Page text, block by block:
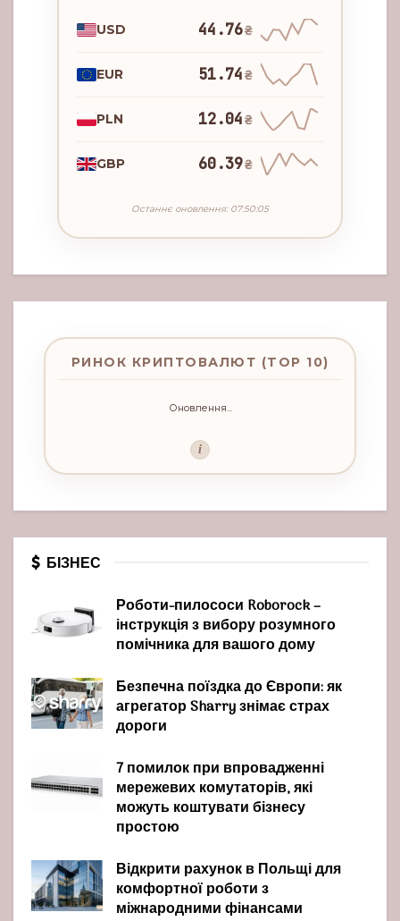
USD 44.76₴
EUR 51.74₴
PLN 12.04₴
GBP 60.39₴
Останнє оновлення: 07:50:05
РИНОК КРИПТОВАЛЮТ (TOP 10)
Оновлення...
i
БІЗНЕС
Роботи-пилососи Roborock –
інструкція з вибору розумного
помічника для вашого дому
Безпечна поїздка до Європи: як
агрегатор Sharry знімає страх
дороги
7 помилок при впровадженні
мережевих комутаторів, які
можуть коштувати бізнесу
простою
Відкрити рахунок в Польщі для
комфортної роботи з
міжнародними фінансами